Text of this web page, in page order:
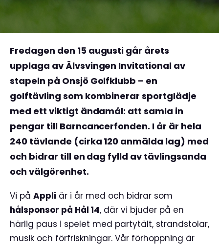
Fredagen den 15 augusti går årets
upplaga av Älvsvingen Invitational av
stapeln på Onsjö Golfklubb – en
golftävling som kombinerar sportglädje
med ett viktigt ändamål: att samla in
pengar till Barncancerfonden. I år är hela
240 tävlande (cirka 120 anmälda lag) med
och bidrar till en dag fylld av tävlingsanda
och välgörenhet.
Vi på Appli är i år med och bidrar som
hålsponsor på Hål 14, där vi bjuder på en
härlig paus i spelet med partytält, strandstolar,
musik och förfriskningar. Vår förhoppning är